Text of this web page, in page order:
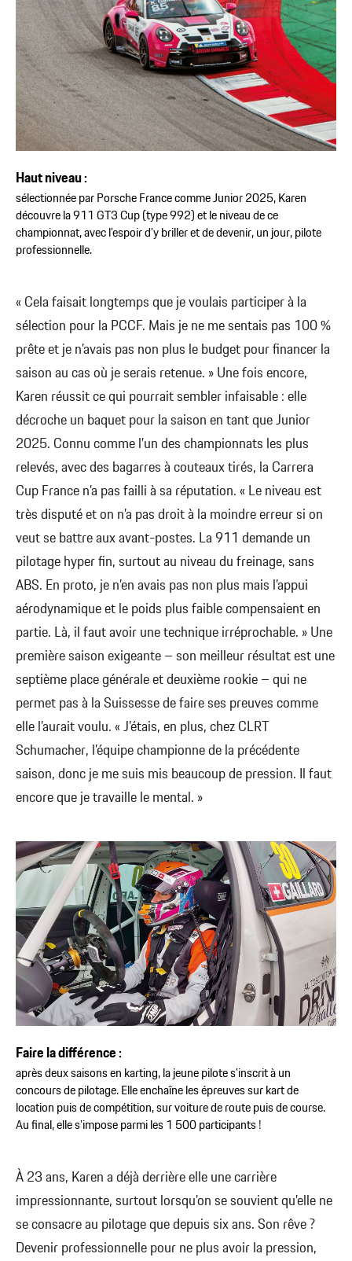
Haut niveau :
sélectionnée par Porsche France comme Junior 2025, Karen
découvre la 911 GT3 Cup (type 992) et le niveau de ce
championnat, avec l’espoir d’y briller et de devenir, un jour, pilote
professionnelle.
« Cela faisait longtemps que je voulais participer à la
sélection pour la PCCF. Mais je ne me sentais pas 100 %
prête et je n’avais pas non plus le budget pour financer la
saison au cas où je serais retenue. » Une fois encore,
Karen réussit ce qui pourrait sembler infaisable : elle
décroche un baquet pour la saison en tant que Junior
2025. Connu comme l’un des championnats les plus
relevés, avec des bagarres à couteaux tirés, la Carrera
Cup France n’a pas failli à sa réputation. « Le niveau est
très disputé et on n’a pas droit à la moindre erreur si on
veut se battre aux avant-postes. La 911 demande un
pilotage hyper fin, surtout au niveau du freinage, sans
ABS. En proto, je n’en avais pas non plus mais l’appui
aérodynamique et le poids plus faible compensaient en
partie. Là, il faut avoir une technique irréprochable. » Une
première saison exigeante – son meilleur résultat est une
septième place générale et deuxième rookie – qui ne
permet pas à la Suissesse de faire ses preuves comme
elle l’aurait voulu. « J’étais, en plus, chez CLRT
Schumacher, l’équipe championne de la précédente
saison, donc je me suis mis beaucoup de pression. Il faut
encore que je travaille le mental. »
Faire la différence :
après deux saisons en karting, la jeune pilote s’inscrit à un
concours de pilotage. Elle enchaîne les épreuves sur kart de
location puis de compétition, sur voiture de route puis de course.
Au final, elle s’impose parmi les 1 500 participants !
À 23 ans, Karen a déjà derrière elle une carrière
impressionnante, surtout lorsqu’on se souvient qu’elle ne
se consacre au pilotage que depuis six ans. Son rêve ?
Devenir professionnelle pour ne plus avoir la pression,